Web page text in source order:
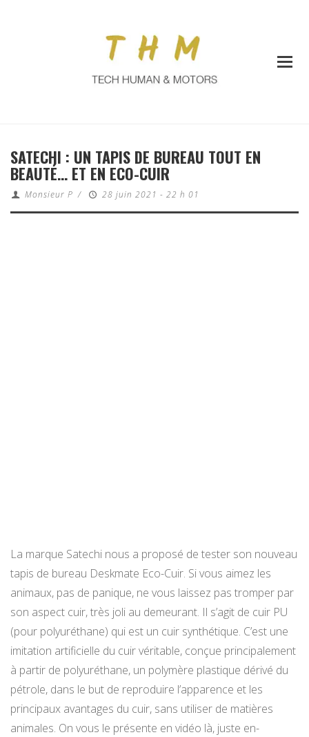
SATECHI : UN TAPIS DE BUREAU TOUT EN
BEAUTÉ… ET EN ECO-CUIR
Monsieur P / 28 juin 2021 - 22 h 01
La marque Satechi nous a proposé de tester son nouveau
tapis de bureau Deskmate Eco-Cuir. Si vous aimez les
animaux, pas de panique, ne vous laissez pas tromper par
son aspect cuir, très joli au demeurant. Il s’agit de cuir PU
(pour polyuréthane) qui est un cuir synthétique. C’est une
imitation artificielle du cuir véritable, conçue principalement
à partir de polyuréthane, un polymère plastique dérivé du
pétrole, dans le but de reproduire l’apparence et les
principaux avantages du cuir, sans utiliser de matières
animales. On vous le présente en vidéo là, juste en-